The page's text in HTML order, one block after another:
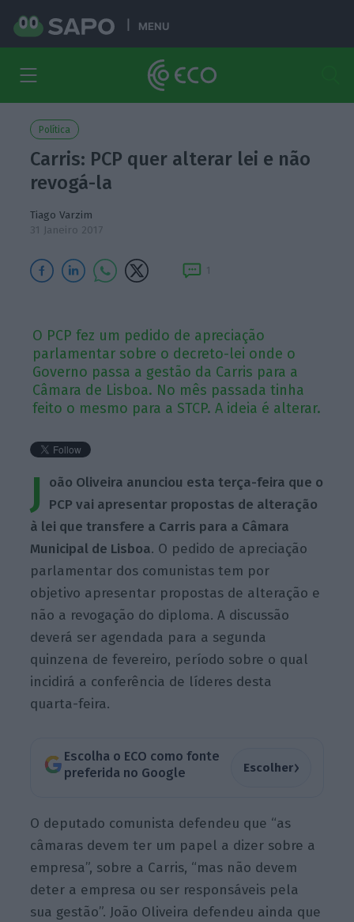
MENU
Política
Carris: PCP quer alterar lei e não
revogá-la
Tiago Varzim
31 Janeiro 2017
1
O PCP fez um pedido de apreciação
parlamentar sobre o decreto-lei onde o
Governo passa a gestão da Carris para a
Câmara de Lisboa. No mês passada tinha
feito o mesmo para a STCP. A ideia é alterar.
J
oão Oliveira anunciou esta terça-feira que o
PCP vai apresentar propostas de alteração
à lei que transfere a Carris para a Câmara
Municipal de Lisboa. O pedido de apreciação
parlamentar dos comunistas tem por
objetivo apresentar propostas de alteração e
não a revogação do diploma. A discussão
deverá ser agendada para a segunda
quinzena de fevereiro, período sobre o qual
incidirá a conferência de líderes desta
quarta-feira.
Escolha o ECO como fonte
preferida no Google
Escolher›
O deputado comunista defendeu que “as
câmaras devem ter um papel a dizer sobre a
empresa”, sobre a Carris, “mas não devem
deter a empresa ou ser responsáveis pela
sua gestão”. João Oliveira defendeu ainda que